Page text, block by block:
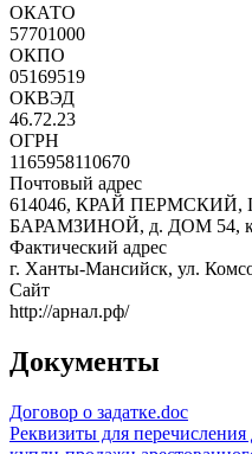
ОКАТО
57701000
ОКПО
05169519
ОКВЭД
46.72.23
ОГРН
1165958110670
Почтовый адрес
614046, КРАЙ
БАРАМЗИНОЙ, д. ДОМ 54,
Фактический адрес
г. Ханты-Мансийск, ул.
Сайт
http://арнал.рф/
Документы
Договор о задатке.doc
Реквизиты для